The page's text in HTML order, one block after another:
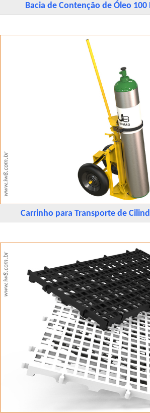
Bacia de Contenção de Óleo 100
Carrinho para Transporte de